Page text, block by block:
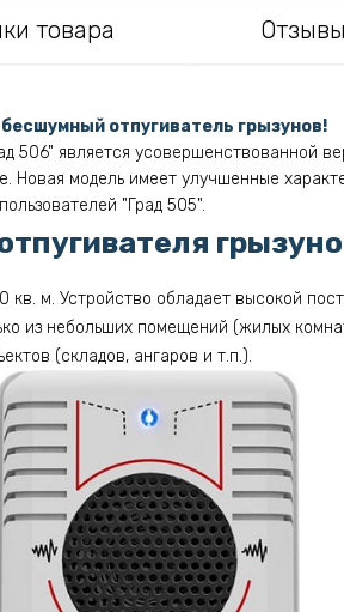
товара
отпугиватель грызунов!
506" является усовершенствованной
Новая модель имеет улучшенные
"Град 505".
кв. м. Устройство обладает высокой
из небольших помещений (жилых
(складов, ангаров и т.п.).